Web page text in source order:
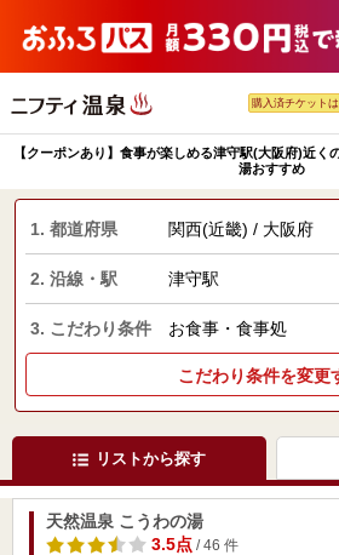
購入済チケット
【クーポンあり】食事が楽しめる津守駅(大阪府)近く
湯おすすめ
1. 都道府県 関西(近畿) / 大阪府
2. 沿線・駅 津守駅
3. こだわり条件 お食事・食事処
こだわり条件を変更
リストから探す
天然温泉 こうわの湯
3.5点/ 46 件